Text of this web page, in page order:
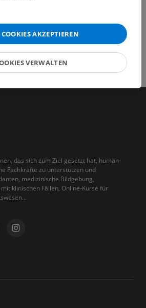
das sich zum Ziel gesetzt hat, human-
Fachkräfte zu unterstützen und
medizinische Bildgebung,
klinischen Fällen, Online-Kurse für
AKZEPTIEREN
VERWALTEN